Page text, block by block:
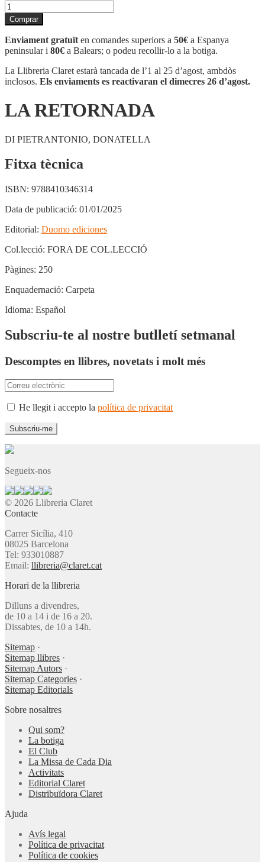
quantitat
de
LA
RETORNADA
Comprar
Enviament gratuït en comandes superiors a 50€ a Espanya
peninsular i 80€ a Balears; o podeu recollir-lo a la botiga.
La Llibreria Claret estarà tancada de l’1 al 25 d’agost, ambdòs
inclosos. Els enviaments es reactivaran el dimecres 26 d’agost.
LA RETORNADA
DI PIETRANTONIO, DONATELLA
Fitxa tècnica
ISBN: 9788410346314
Data de publicació: 01/01/2025
Editorial: Duomo ediciones
Col.lecció: FORA DE COL.LECCIÓ
Pàgines: 250
Enquadernació: Carpeta
Idioma: Español
Subscriu-te al nostre butlletí setmanal
Descomptes en llibres, novetats i molt més
He llegit i accepto la política de privacitat
Segueix-nos
© 2026 Llibreria Claret
Contacte
Carrer Sicília, 410
08025 Barcelona
Tel: 933010887
Email: llibreria@claret.cat
Horari de la llibreria
Dilluns a divendres,
de 10 a 14 i de 16 a 20.
Dissabtes, de 10 a 14h.
Sitemap ·
Sitemap llibres ·
Sitemap Autors ·
Sitemap Categories ·
Sitemap Editorials
Sobre nosaltres
Qui som?
La botiga
El Club
La Missa de Cada Dia
Activitats
Editorial Claret
Distribuïdora Claret
Ajuda
Avís legal
Política de privacitat
Política de cookies